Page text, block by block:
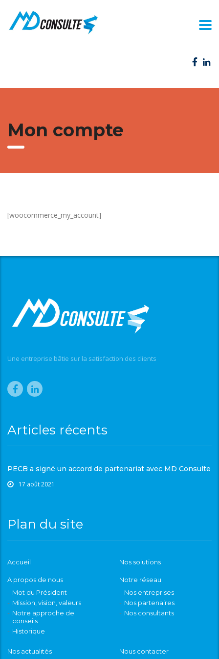
Mon compte
[woocommerce_my_account]
Une entreprise bâtie sur la satisfaction des clients
Articles récents
PECB a signé un accord de partenariat avec MD Consulte
17 août 2021
Plan du site
Accueil Nos solutions
A propos de nous
Mot du Président
Mission, vision, valeurs
Notre approche de
conseils
Historique
Notre réseau
Nos entreprises
Nos partenaires
Nos consultants
Nos actualités Nous contacter